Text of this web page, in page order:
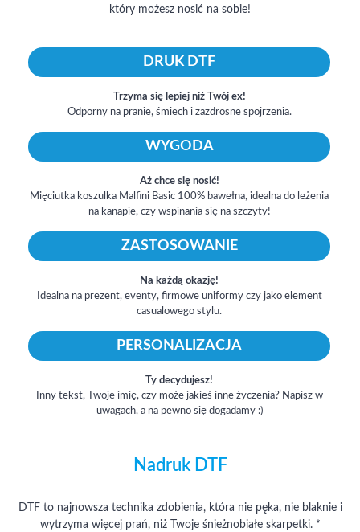
który możesz nosić na sobie!
DRUK DTF
Trzyma się lepiej niż Twój ex!
Odporny na pranie, śmiech i zazdrosne spojrzenia.
WYGODA
Aż chce się nosić!
Mięciutka koszulka Malfini Basic 100% bawełna, idealna do leżenia
na kanapie, czy wspinania się na szczyty!
ZASTOSOWANIE
Na każdą okazję!
Idealna na prezent, eventy, firmowe uniformy czy jako element
casualowego stylu.
PERSONALIZACJA
Ty decydujesz!
Inny tekst, Twoje imię, czy może jakieś inne życzenia? Napisz w
uwagach, a na pewno się dogadamy :)
Nadruk DTF
DTF to najnowsza technika zdobienia, która nie pęka, nie blaknie i
wytrzyma więcej prań, niż Twoje śnieżnobiałe skarpetki. *